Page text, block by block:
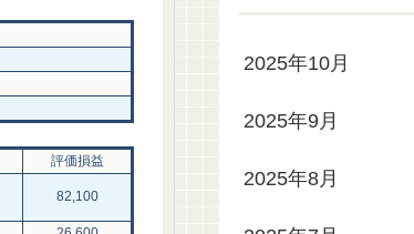
評価損益
82,100
2025年10月
2025年9月
2025年8月